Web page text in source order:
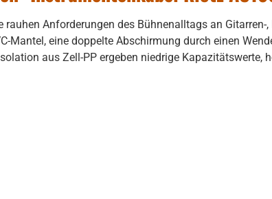
Anforderungen des Bühnenalltags an Gitarren-
Mantel, eine doppelte Abschirmung durch einen
aus Zell-PP ergeben niedrige Kapazitätswerte,